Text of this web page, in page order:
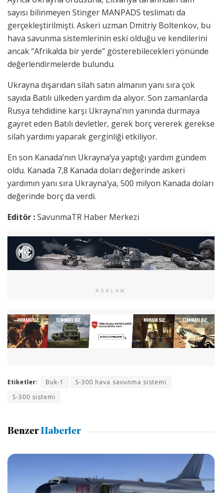
sayısı bilinmeyen Stinger MANPADS teslimatı da
gerçekleştirilmişti. Askeri uzman Dmitriy Boltenkov, bu
hava savunma sistemlerinin eski olduğu ve kendilerini
ancak “Afrika!da bir yerde” gösterebilecekleri yönünde
değerlendirmelerde bulundu.
Ukrayna dışarıdan silah satın almanın yanı sıra çok
sayıda Batılı ülkeden yardım da alıyor. Son zamanlarda
Rusya tehdidine karşı Ukrayna’nın yanında durmaya
gayret eden Batılı devletler, gerek borç vererek gerekse
silah yardımı yaparak gerginliği etkiliyor.
En son Kanada’nın Ukrayna’ya yaptığı yardım gündem
oldu. Kanada 7,8 Kanada doları değerinde askeri
yardımın yanı sıra Ukrayna’ya, 500 milyon Kanada doları
değerinde borç da verdi.
Editör :SavunmaTR Haber Merkezi
REKLAM
Etiketler: Buk-1
S-300 hava savunma sistemi
S-300 sistemi
Benzer Haberler